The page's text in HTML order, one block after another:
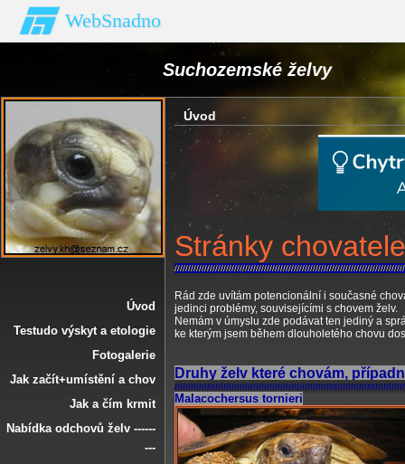
WebSnadno
Suchozemské želvy
Úvod
Testudo výskyt a etologie
Fotogalerie
Jak začít+umístění a chov
Jak a čím krmit
Nabídka odchovů želv ------
---
Úvod
Stránky
Rád zde uvítám potencionální i současné
jedinci problémy, souvisejícími s chovem želv.
Nemám v úmyslu zde podávat ten jediný a
ke kterým jsem během dlouholetého chovu
Druhy želv které chovám,
Malacochersus tornieri